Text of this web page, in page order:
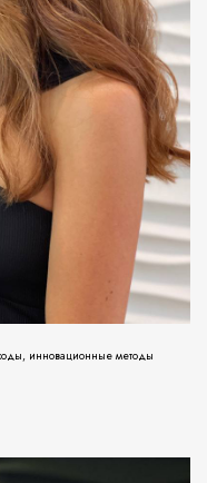
инновационные методы